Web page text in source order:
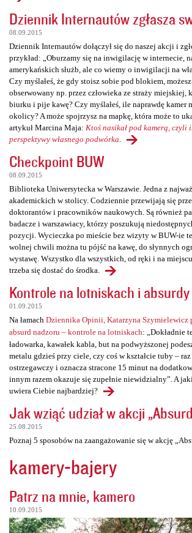
Dziennik Internautów zgłasza
08.09.2015
Dziennik Internautów dołączył się do naszej akcji i
przykład: „Oburzamy się na inwigilację w internecie,
amerykańskich służb, ale co wiemy o inwigilacji na
Czy myślałeś, że gdy stoisz sobie pod blokiem,
obserwowany np. przez człowieka ze straży miejskiej,
biurku i pije kawę? Czy myślałeś, ile naprawdę kamer
okolicy? A może spojrzysz na mapkę, która może to
artykuł Marcina Maja: Ktoś nasikał pod kamerą,
perspektywy własnego podwórka
Checkpoint BUW
08.09.2015
Biblioteka Uniwersytecka w Warszawie. Jedna z
akademickich w stolicy. Codziennie przewijają się
doktorantów i pracowników naukowych. Są również
badacze i warszawiacy, którzy poszukują
pozycji. Wycieczka po mieście bez wizyty w BUW-ie
wolnej chwili można tu pójść na kawę, do słynnych
wystawę. Wszystko dla wszystkich, od ręki i na
trzeba się dostać do środka.
Kontrole na lotniskach i
01.09.2015
Na łamach Dziennika Opinii, Katarzyna Szymielewicz
absurd nadzoru – kontrole na lotniskach: „Dokładnie
ładowarka, kawałek kabla, but na podwyższonej
metalu gdzieś przy ciele, czy coś w kształcie tuby –
ostrzegawczy i oznacza stracone 15 minut na
innym razem okazuje się zupełnie niewidzialny”. A
uwiera Ciebie najbardziej?
Jak wziąć udział w akcji
25.08.2015
Poznaj 5 sposobów na zaangażowanie się w akcję
kamery-bajery
Patrz na mnie, kamero
10.09.2015